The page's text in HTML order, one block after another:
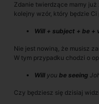
Zdanie twierdzące mamy już
kolejny wzór, który będzie Ci
Will + subject + be +
Nie jest nowiną, że musisz
W tym przypadku chodzi o
Will you be seeing
Czy będziesz się dzisiaj